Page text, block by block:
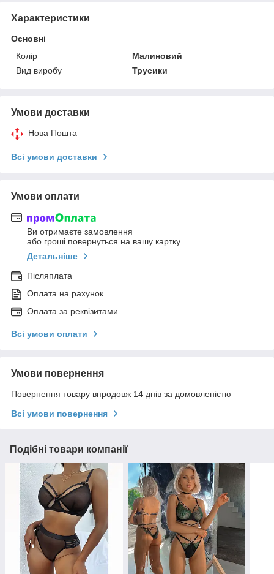
Характеристики
Основні
Колір
Малиновий
Вид виробу
Трусики
Умови доставки
Нова Пошта
Всі умови доставки
Умови оплати
Ви отримаєте замовлення
або гроші повернуться на вашу картку
Детальніше
Післяплата
Оплата на рахунок
Оплата за реквізитами
Всі умови оплати
Умови повернення
Повернення товару впродовж 14 днів за домовленістю
Всі умови повернення
Подібні товари компанії